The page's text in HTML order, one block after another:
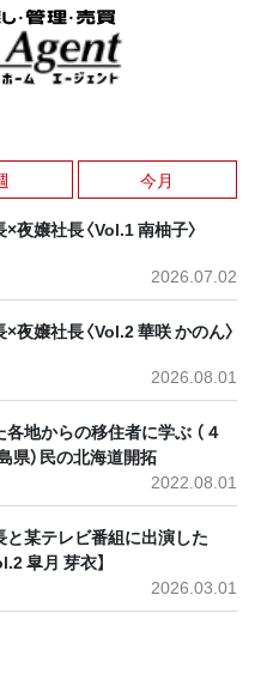
今月
夜嬢社長〈Vol.1 南柚子〉
2026.07.02
夜嬢社長〈Vol.2 華咲 かのん〉
2026.08.01
地からの移住者に学ぶ （４
県）民の北海道開拓
2022.08.01
某テレビ番組に出演した
皐月 芽衣】
2026.03.01